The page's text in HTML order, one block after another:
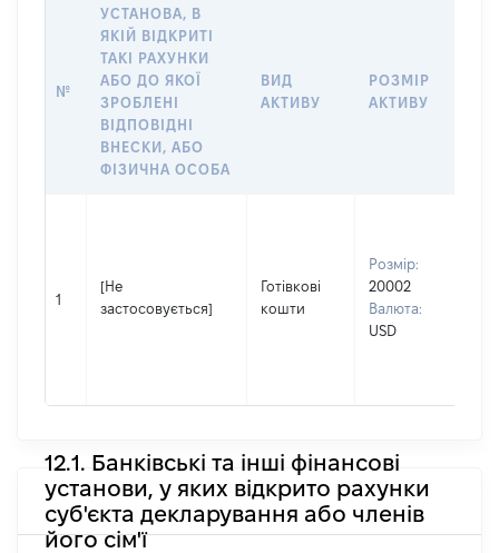
№
УСТАНОВА, В
ЯКІЙ ВІДКРИТІ
ТАКІ РАХУНКИ
АБО ДО ЯКОЇ
ЗРОБЛЕНІ
ВІДПОВІДНІ
ВНЕСКИ, АБО
ФІЗИЧНА ОСОБА
ВИД
АКТИВУ
РОЗМІР
АКТИВУ
1
[Не
застосовується]
Готівкові
кошти
Розмір:
20002
Валюта:
USD
12.1. Банківські та інші фінансові
установи, у яких відкрито рахунки
суб'єкта декларування або членів
його сім'ї